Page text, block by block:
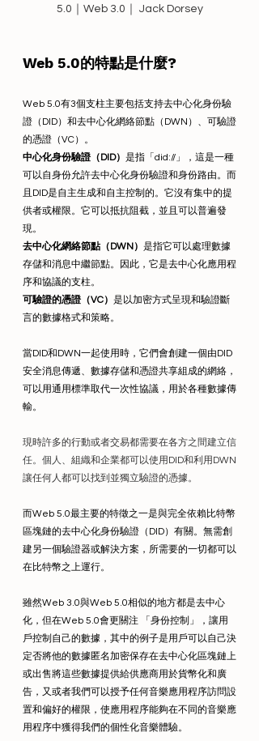
5.0｜Web 3.0｜ Jack Dorsey
Web 5.0的特點是什麼?
Web 5.0有3個支柱主要包括支持去中心化身份驗
證（DID）和去中心化網絡節點（DWN）、可驗證
的憑證（VC）。
中心化身份驗證（DID） 是指「did://」，這是一種
可以自身份允許去中心化身份驗證和身份路由。而
且DID是自主生成和自主控制的。它沒有集中的提
供者或權限。它可以抵抗阻截，並且可以普遍發
現。
去中心化網絡節點（DWN） 是指它可以處理數據
存儲和消息中繼節點。因此，它是去中心化應用程
序和協議的支柱。
可驗證的憑證（VC） 是以加密方式呈現和驗證斷
言的數據格式和策略。
當DID和DWN一起使用時，它們會創建一個由DID
安全消息傳遞、數據存儲和憑證共享組成的網絡，
可以用通用標準取代一次性協議，用於各種數據傳
輸。
現時許多的行動或者交易都需要在各方之間建立信
任。個人 、組織和企業都可以使用DID和利用DWN
讓任何人都可以找到並獨立驗證的憑據。
而Web 5.0最主要的特徵之一是與完全依賴比特幣
區塊鏈的去中心化身份驗證（DID）有關。無需創
建另一個驗證器或解決方案，所需要的一切都可以
在比特幣之上運行。
雖然Web 3.0與Web 5.0相似的地方都是去中心
化，但在Web 5.0會更關注 「身份控制」，讓用
戶控制自己的數據，其中的例子是用戶可以自己決
定否將他的數據匿名加密保存在去中心化區塊鏈上
或出售將這些數據提供給供應商用於貨幣化和廣
告，又或者我們可以授予任何音樂應用程序訪問設
置和偏好的權限，使應用程序能夠在不同的音樂應
用程序中獲得我們的個性化音樂體驗。